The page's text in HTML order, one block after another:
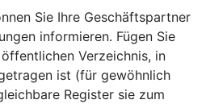
Sie Ihre Geschäftspartner
informieren. Fügen Sie
Verzeichnis, in
ist (für gewöhnlich
Register sie zum